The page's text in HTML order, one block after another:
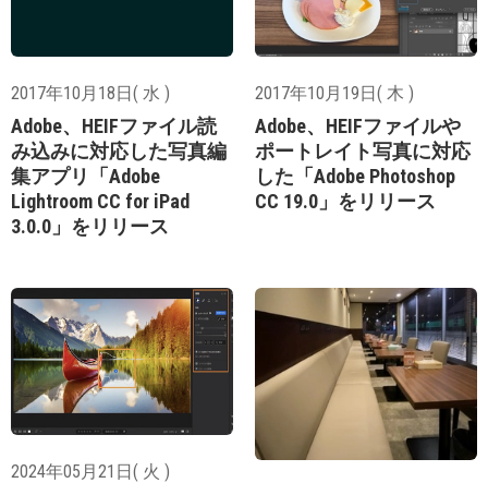
2017年10月18日( 水 )
Adobe、HEIFファイル読
み込みに対応した写真編
集アプリ「Adobe
Lightroom CC for iPad
3.0.0」をリリース
2017年10月19日( 木 )
Adobe、HEIFファイルや
ポートレイト写真に対応
した「Adobe Photoshop
CC 19.0」をリリース
2024年05月21日( 火 )